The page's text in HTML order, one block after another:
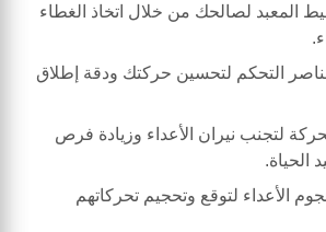
المعبد لصالحك من خلال اتخاذ الغطاء
التحكم لتحسين حركتك ودقة إطلاق
لتجنب نيران الأعداء وزيادة فرص
الحياة.
الأعداء لتوقع وتحجيم تحركاتهم